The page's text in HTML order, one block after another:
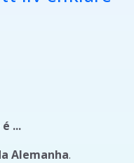
...
Alemanha.